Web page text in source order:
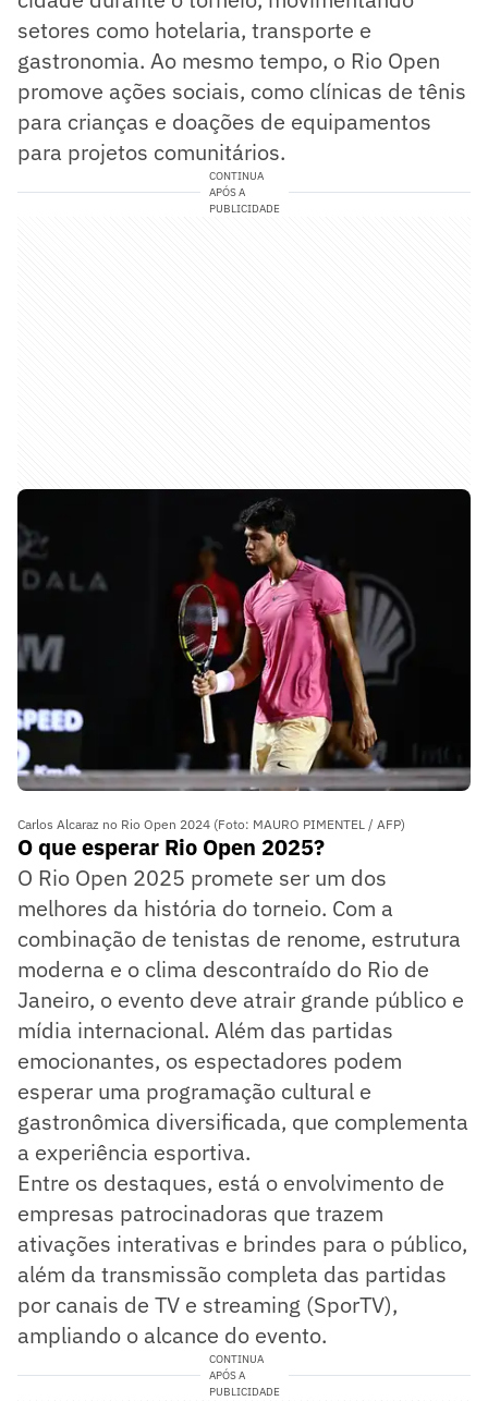
setores como hotelaria, transporte e
gastronomia. Ao mesmo tempo, o Rio Open
promove ações sociais, como clínicas de tênis
para crianças e doações de equipamentos
para projetos comunitários.
CONTINUA
APÓS A
PUBLICIDADE
Carlos Alcaraz no Rio Open 2024 (Foto: MAURO PIMENTEL / AFP)
O que esperar Rio Open 2025?
O Rio Open 2025 promete ser um dos
melhores da história do torneio. Com a
combinação de tenistas de renome, estrutura
moderna e o clima descontraído do Rio de
Janeiro, o evento deve atrair grande público e
mídia internacional. Além das partidas
emocionantes, os espectadores podem
esperar uma programação cultural e
gastronômica diversificada, que complementa
a experiência esportiva.
Entre os destaques, está o envolvimento de
empresas patrocinadoras que trazem
ativações interativas e brindes para o público,
além da transmissão completa das partidas
por canais de TV e streaming (SporTV),
ampliando o alcance do evento.
CONTINUA
APÓS A
PUBLICIDADE